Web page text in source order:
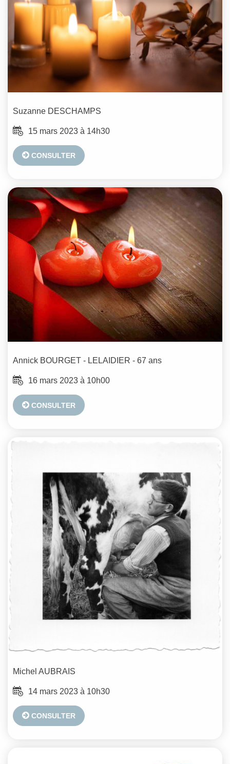
Suzanne DESCHAMPS
15 mars 2023 à 14h30
CONSULTER
Annick BOURGET - LELAIDIER - 67 ans
16 mars 2023 à 10h00
CONSULTER
Michel AUBRAIS
14 mars 2023 à 10h30
CONSULTER